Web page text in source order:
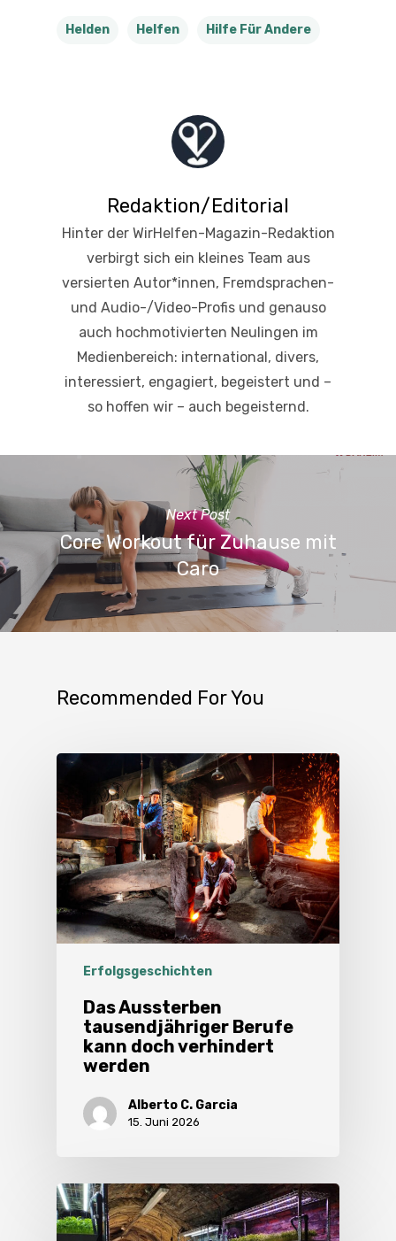
Helden Helfen Hilfe Für Andere
Redaktion/Editorial
Hinter der WirHelfen-Magazin-Redaktion
verbirgt sich ein kleines Team aus
versierten Autor*innen, Fremdsprachen-
und Audio-/Video-Profis und genauso
auch hochmotivierten Neulingen im
Medienbereich: international, divers,
interessiert, engagiert, begeistert und –
so hoffen wir – auch begeisternd.
Next Post
Core Workout für Zuhause mit
Caro
Recommended For You
Erfolgsgeschichten
Das Aussterben
tausendjähriger Berufe
kann doch verhindert
werden
Alberto C. Garcia
15. Juni 2026